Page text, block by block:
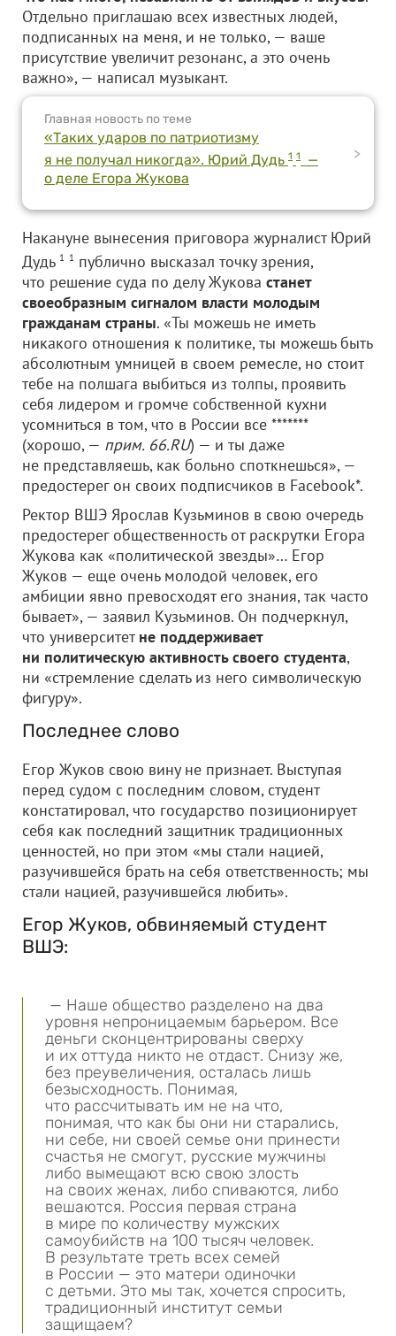
Отдельно приглашаю всех известных людей,
подписанных на меня, и не только, — ваше
присутствие увеличит резонанс, а это очень
важно», — написал музыкант.
Главная новость по теме
«Таких ударов по патриотизму
я не получал никогда». Юрий Дудь 1 1
—
о деле Егора Жукова
>
Накануне вынесения приговора журналист Юрий
Дудь 1 1 публично высказал точку зрения,
что решение суда по делу Жукова станет
своеобразным сигналом власти молодым
гражданам страны. «Ты можешь не иметь
никакого отношения к политике, ты можешь быть
абсолютным умницей в своем ремесле, но стоит
тебе на полшага выбиться из толпы, проявить
себя лидером и громче собственной кухни
усомниться в том, что в России все *******
(хорошо, — прим. 66.RU) — и ты даже
не представляешь, как больно споткнешься», —
предостерег он своих подписчиков в Facebook*.
Ректор ВШЭ Ярослав Кузьминов в свою очередь
предостерег общественность от раскрутки Егора
Жукова как «политической звезды»… Егор
Жуков — еще очень молодой человек, его
амбиции явно превосходят его знания, так часто
бывает», — заявил Кузьминов. Он подчеркнул,
что университетне поддерживает
ни политическую активность своего студента,
ни «стремление сделать из него символическую
фигуру».
Последнее слово
Егор Жуков свою вину не признает. Выступая
перед судом с последним словом, студент
констатировал, что государство позиционирует
себя как последний защитник традиционных
ценностей, но при этом «мы стали нацией,
разучившейся брать на себя ответственность; мы
стали нацией, разучившейся любить».
Егор Жуков, обвиняемый студент
ВШЭ:
— Наше общество разделено на два
уровня непроницаемым барьером. Все
деньги сконцентрированы сверху
и их оттуда никто не отдаст. Снизу же,
без преувеличения, осталась лишь
безысходность. Понимая,
что рассчитывать им не на что,
понимая, что как бы они ни старались,
ни себе, ни своей семье они принести
счастья не смогут, русские мужчины
либо вымещают всю свою злость
на своих женах, либо спиваются, либо
вешаются. Россия первая страна
в мире по количеству мужских
самоубийств на 100 тысяч человек.
В результате треть всех семей
в России — это матери одиночки
с детьми. Это мы так, хочется спросить,
традиционный институт семьи
защищаем?